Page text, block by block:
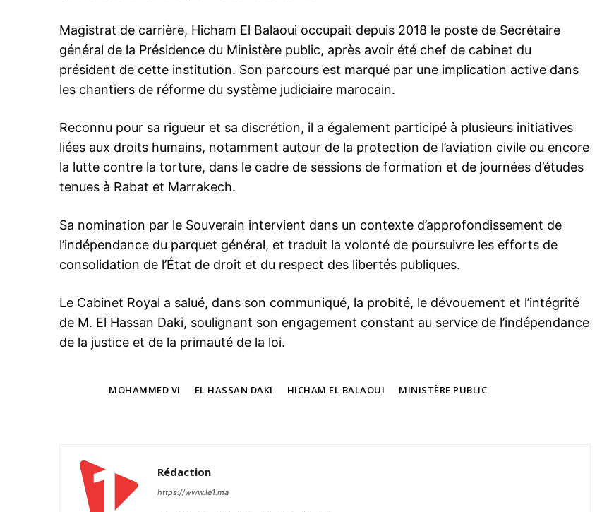
Magistrat de carrière, Hicham El Balaoui occupait depuis 2018 le poste de Secrétaire
général de la Présidence du Ministère public, après avoir été chef de cabinet du
président de cette institution. Son parcours est marqué par une implication active dans
les chantiers de réforme du système judiciaire marocain.
Reconnu pour sa rigueur et sa discrétion, il a également participé à plusieurs initiatives
liées aux droits humains, notamment autour de la protection de l’aviation civile ou encore
la lutte contre la torture, dans le cadre de sessions de formation et de journées d’études
tenues à Rabat et Marrakech.
Sa nomination par le Souverain intervient dans un contexte d’approfondissement de
l’indépendance du parquet général, et traduit la volonté de poursuivre les efforts de
consolidation de l’État de droit et du respect des libertés publiques.
Le Cabinet Royal a salué, dans son communiqué, la probité, le dévouement et l’intégrité
de M. El Hassan Daki, soulignant son engagement constant au service de l’indépendance
de la justice et de la primauté de la loi.
MOHAMMED VI EL HASSAN DAKI HICHAM EL BALAOUI MINISTÈRE PUBLIC
Rédaction
https://www.le1.ma